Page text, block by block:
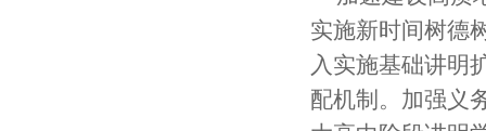
实施新时间树德
入实施基础讲明
配机制。加强义